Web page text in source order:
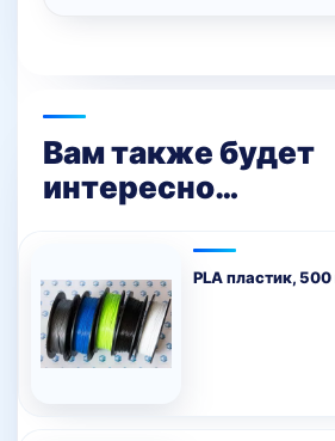
Вам также будет
интересно…
PLA пластик,